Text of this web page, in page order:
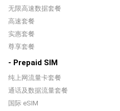
无限高速数据套餐
高速套餐
实惠套餐
尊享套餐
- Prepaid SIM
纯上网流量卡套餐
通话及数据流量套餐
国际 eSIM